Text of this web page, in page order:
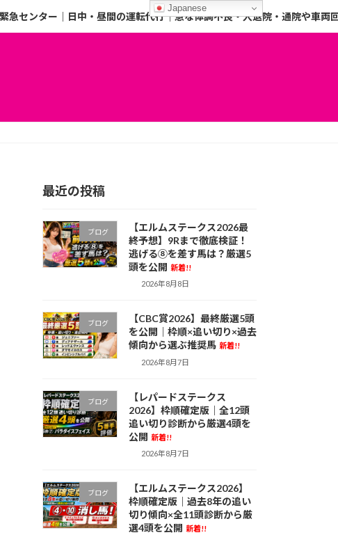
急センター｜日中・昼間の運転代行｜急な体調不良・入退院・通院や車両
最近の投稿
ブログ
【エルムステークス2026最
終予想】9Rまで徹底検証！
逃げる⑧を差す馬は？厳選5
頭を公開 新着!!
2026年8月8日
ブログ
【CBC賞2026】最終厳選5頭
を公開｜枠順×追い切り×過去
傾向から選ぶ推奨馬 新着!!
2026年8月7日
ブログ
【レパードステークス
2026】枠順確定版｜全12頭
追い切り診断から厳選4頭を
公開 新着!!
2026年8月7日
ブログ
【エルムステークス2026】
枠順確定版｜過去8年の追い
切り傾向×全11頭診断から厳
選4頭を公開 新着!!
Japanese